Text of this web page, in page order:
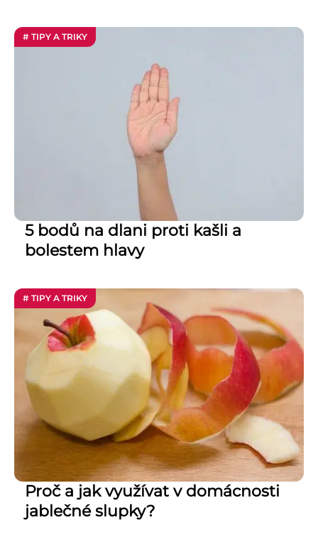
# TIPY A TRIKY
5 bodů na dlani proti kašli a
bolestem hlavy
# TIPY A TRIKY
Proč a jak využívat v domácnosti
jablečné slupky?